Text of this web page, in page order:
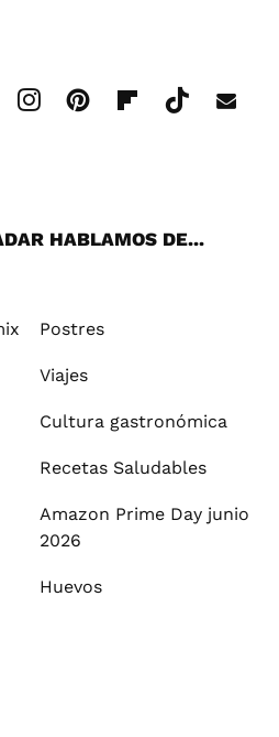
HABLAMOS DE...
Postres
Viajes
Cultura gastronómica
Recetas Saludables
Amazon Prime Day junio
2026
Huevos